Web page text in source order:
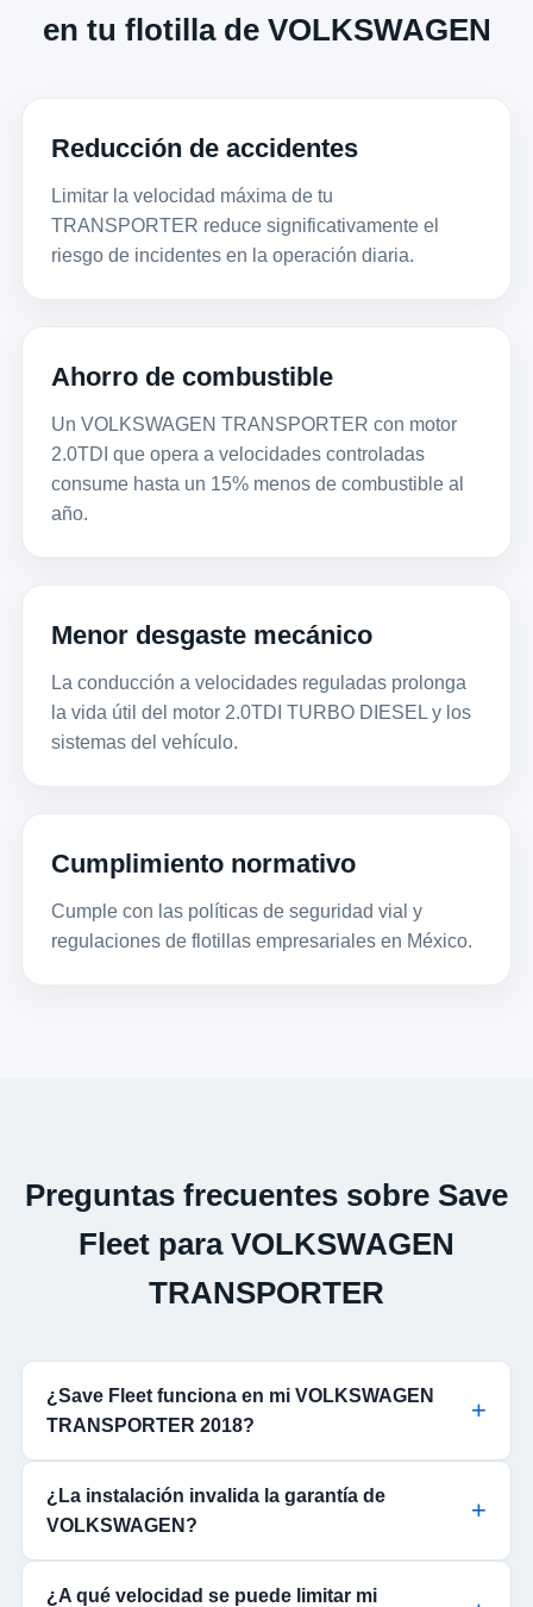
en tu flotilla de VOLKSWAGEN
Reducción de accidentes
Limitar la velocidad máxima de tu
TRANSPORTER reduce significativamente el
riesgo de incidentes en la operación diaria.
Ahorro de combustible
Un VOLKSWAGEN TRANSPORTER con motor
2.0TDI que opera a velocidades controladas
consume hasta un 15% menos de combustible al
año.
Menor desgaste mecánico
La conducción a velocidades reguladas prolonga
la vida útil del motor 2.0TDI TURBO DIESEL y los
sistemas del vehículo.
Cumplimiento normativo
Cumple con las políticas de seguridad vial y
regulaciones de flotillas empresariales en México.
Preguntas frecuentes sobre Save
Fleet para VOLKSWAGEN
TRANSPORTER
¿Save Fleet funciona en mi VOLKSWAGEN
TRANSPORTER 2018?
¿La instalación invalida la garantía de
VOLKSWAGEN?
¿A qué velocidad se puede limitar mi